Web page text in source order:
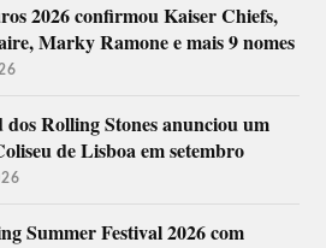
2026 confirmou Kaiser Chiefs,
Marky Ramone e mais 9 nomes
dos Rolling Stones anunciou um
de Lisboa em setembro
Summer Festival 2026 com